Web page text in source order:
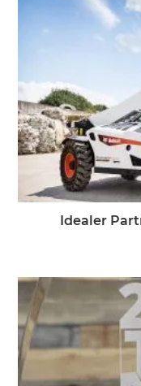
Idealer